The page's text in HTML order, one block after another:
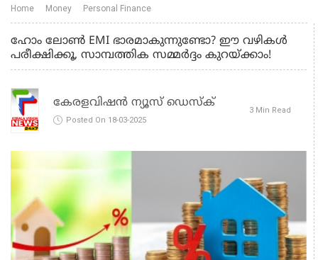
Home Money Personal Finance
ഹോം ലോൺ EMI ഭാരമാകുന്നുണ്ടോ? ഈ വഴികൾ
പരീക്ഷിക്കൂ, സാമ്പത്തിക സമ്മർദ്ദം കുറയ്ക്കാം!
കേരളവിഷൻ ന്യൂസ് ഡെസ്‌ക്
Posted On 18-03-2025
3 Min Read